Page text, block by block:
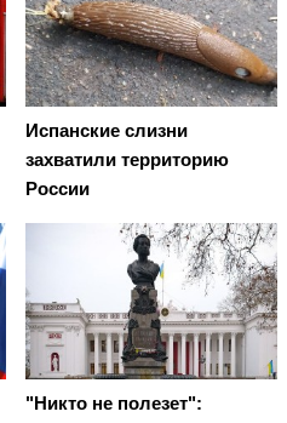
Испанские слизни
захватили территорию
России
"Никто не полезет":